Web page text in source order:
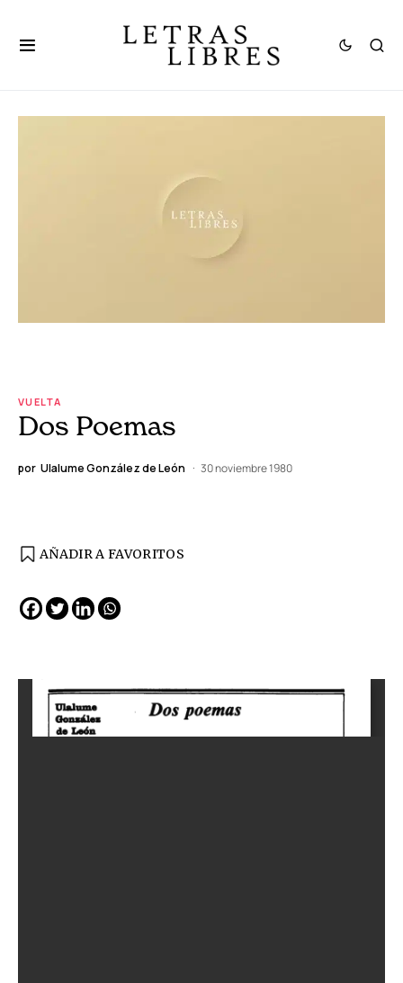
VUELTA
Dos Poemas
por Ulalume González de León 30 noviembre 1980
AÑADIR A FAVORITOS